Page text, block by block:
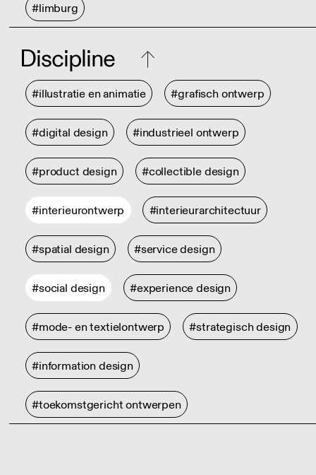
#limburg
Discipline
#illustratie en animatie #grafisch ontwerp
#digital design #industrieel ontwerp
#product design #collectible design
#interieurontwerp #interieurarchitectuur
#spatial design #service design
#social design #experience design
#mode- en textielontwerp #strategisch design
#information design
#toekomstgericht ontwerpen